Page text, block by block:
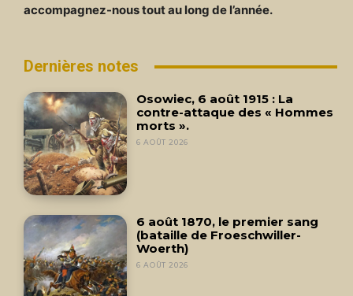
accompagnez-nous tout au long de l’année.
Dernières notes
Osowiec, 6 août 1915 : La
contre-attaque des « Hommes
morts ».
6 AOÛT 2026
6 août 1870, le premier sang
(bataille de Froeschwiller-
Woerth)
6 AOÛT 2026